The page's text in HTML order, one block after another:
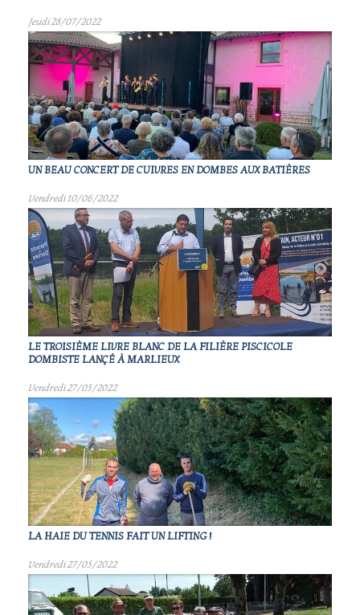
Jeudi 28/07/2022
UN BEAU CONCERT DE CUIVRES EN DOMBES AUX BATIÈRES
Vendredi 10/06/2022
LE TROISIÈME LIVRE BLANC DE LA FILIÈRE PISCICOLE
DOMBISTE LANÇÉ À MARLIEUX
Vendredi 27/05/2022
LA HAIE DU TENNIS FAIT UN LIFTING !
Vendredi 27/05/2022